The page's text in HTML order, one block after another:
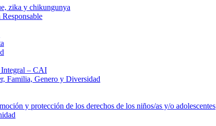
zika y chikungunya
Integral – CAI
Familia, Genero y Diversidad
y protección de los derechos de los niños/as y/o adolescentes